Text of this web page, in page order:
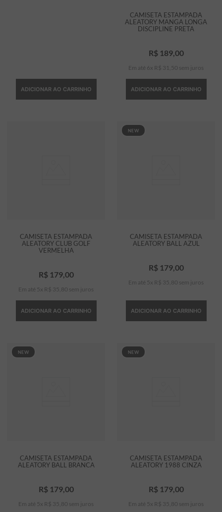
ADICIONAR AO CARRINHO
CAMISETA ESTAMPADA
ALEATORY MANGA LONGA
DISCIPLINE PRETA
R$ 189, 00
Em até 6 x R$ 31 50 sem juros
ADICIONAR AO CARRINHO
CAMISETA ESTAMPADA
ALEATORY CLUB GOLF
VERMELHA
R$ 179, 00
Em até 5 x R$ 35 80 sem juros
ADICIONAR AO CARRINHO
NEW
CAMISETA ESTAMPADA
ALEATORY BALL AZUL
R$ 179, 00
Em até 5 x R$ 35 80 sem juros
ADICIONAR AO CARRINHO
NEW
CAMISETA ESTAMPADA
ALEATORY BALL BRANCA
R$ 179, 00
Em até 5 x R$ 35 80 sem juros
NEW
CAMISETA ESTAMPADA
ALEATORY 1988 CINZA
R$ 179, 00
Em até 5 x R$ 35 80 sem juros